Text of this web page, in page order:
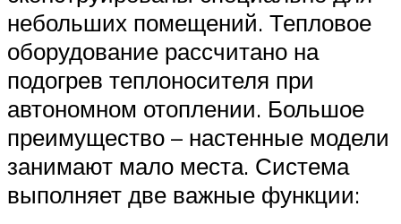
небольших помещений. Тепловое
оборудование рассчитано на
подогрев теплоносителя при
автономном отоплении. Большое
преимущество – настенные модели
занимают мало места. Система
выполняет две важные функции: